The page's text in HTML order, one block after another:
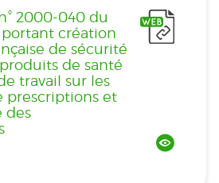
2000-040 du
création
de sécurité
de santé
travail sur les
prescriptions et
des